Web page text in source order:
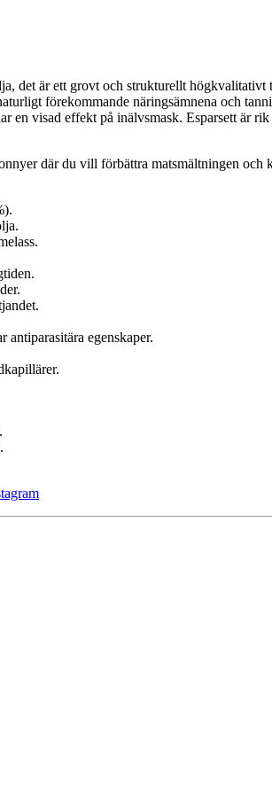
det är ett grovt och strukturellt
förekommande näringsämnena och
en visad effekt på inälvsmask. Esparsett är
där du vill förbättra matsmältningen och
antiparasitära egenskaper.